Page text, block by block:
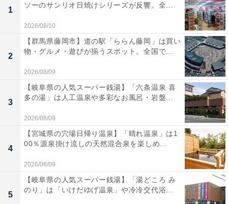
1
ソーのサンリオ日焼けシリーズが反響。全...
2026/08/10
2
【群馬県藤岡市】道の駅「ららん藤岡」は買い
物・グルメ・遊びが揃うスポット。全国で...
2026/08/09
3
【岐阜県の人気スーパー銭湯】「六条温泉 喜
多の湯」は人工温泉や多彩なお風呂・岩盤...
2026/08/09
4
【宮城県の穴場日帰り温泉】「晴れ温泉」は1
00％源泉掛け流しの天然混合泉を楽しめ...
2026/08/09
5
【岐阜県の人気スーパー銭湯】「湯どころ み
のり」は「いけだゆげ温泉」や冷冷交代浴...